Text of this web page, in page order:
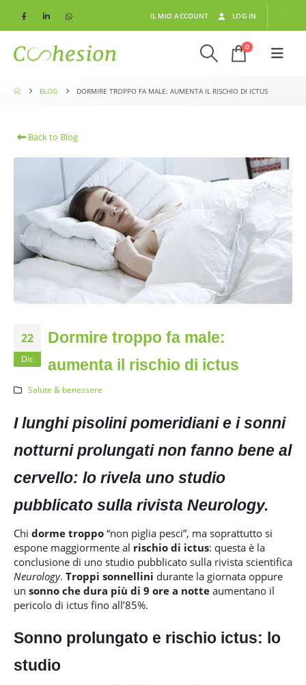
IL MIO ACCOUNT LOG IN
0
BLOG DORMIRE TROPPO FA MALE: AUMENTA IL RISCHIO DI ICTUS
Back to Blog
22
Dic
Dormire troppo fa male:
aumenta il rischio di ictus
Salute & benessere
I lunghi pisolini pomeridiani e i sonni
notturni prolungati non fanno bene al
cervello: lo rivela uno studio
pubblicato sulla rivista Neurology.
Chi dorme troppo “non piglia pesci”, ma soprattutto si
espone maggiormente al rischio di ictus: questa è la
conclusione di uno studio pubblicato sulla rivista scientifica
Neurology. Troppi sonnellini durante la giornata oppure
un sonno che dura più di 9 ore a notte aumentano il
pericolo di ictus fino all’85%.
Sonno prolungato e rischio ictus: lo
studio